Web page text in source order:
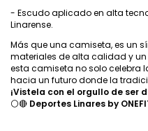
- Escudo aplicado en alta
Linarense.
Más que una camiseta, es un
materiales de alta calidad y
esta camiseta no solo celebra
hacia un futuro donde la
¡Vistela con el orgullo de ser
⚪🔴 Deportes Linares by